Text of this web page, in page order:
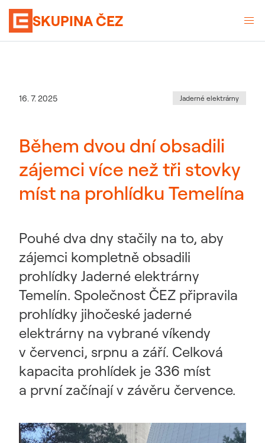
SKUPINA ČEZ
Datum zveřejnění
16. 7. 2025 Kategorie:
Jaderné elektrárny
Během dvou dní obsadili
zájemci více než tři stovky
míst na prohlídku Temelína
Pouhé dva dny stačily na to, aby
zájemci kompletně obsadili
prohlídky Jaderné elektrárny
Temelín. Společnost ČEZ připravila
prohlídky jihočeské jaderné
elektrárny na vybrané víkendy
v červenci, srpnu a září. Celková
kapacita prohlídek je 336 míst
a první začínají v závěru července.